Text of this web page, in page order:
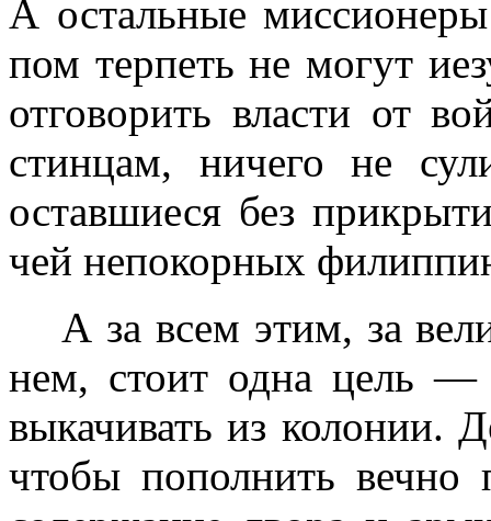
А остальные
пом терпеть не могут
отговорить власти от
стинцам, ничего не
оставшиеся без
чей непокорных
А за всем этим, за
нем, стоит одна цель —
выкачивать из колонии.
чтобы пополнить вечно